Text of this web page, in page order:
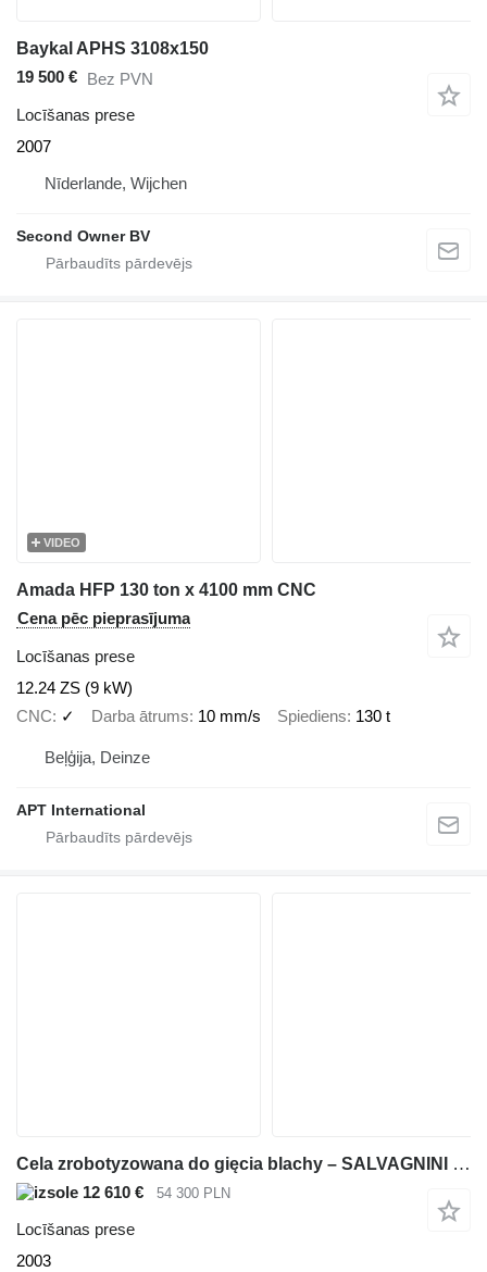
Baykal APHS 3108x150
19 500 € Bez PVN
Locīšanas prese
2007
Nīderlande, Wijchen
Second Owner BV
VIDEO
Amada HFP 130 ton x 4100 mm CNC
Cena pēc pieprasījuma
Locīšanas prese
12.24 ZS (9 kW)
CNC
✓ Darba ātrums 10 mm/s Spiediens 130 t
Beļģija, Deinze
APT International
Cela zrobotyzowana do gięcia blachy – SALVAGNINI ROBOFORMER – 2003 –
12 610 € 54 300 PLN
Locīšanas prese
2003